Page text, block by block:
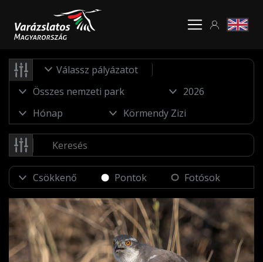
Válassz pályázatot
Pontok Fotósok